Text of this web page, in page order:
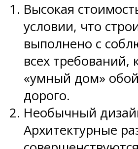
Высокая
условии, что
выполнено с
всех требований,
«умный дом»
дорого.
Необычный
Архитектурные